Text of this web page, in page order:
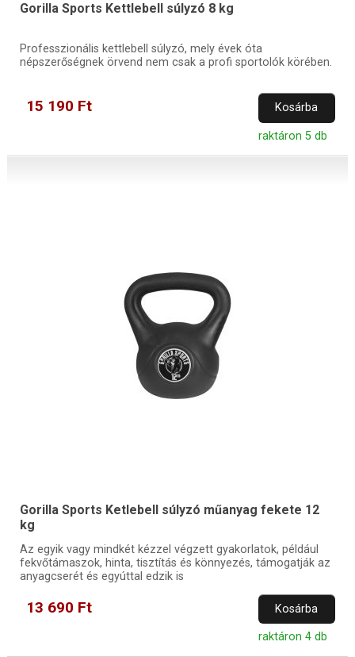
Gorilla Sports Kettlebell súlyzó 8 kg
Professzionális kettlebell súlyzó, mely évek óta
népszerőségnek örvend nem csak a profi sportolók körében.
15 190 Ft Kosárba
raktáron 5 db
Gorilla Sports Ketlebell súlyzó műanyag fekete 12
kg
Az egyik vagy mindkét kézzel végzett gyakorlatok, például
fekvőtámaszok, hinta, tisztítás és könnyezés, támogatják az
anyagcserét és egyúttal edzik is
13 690 Ft Kosárba
raktáron 4 db